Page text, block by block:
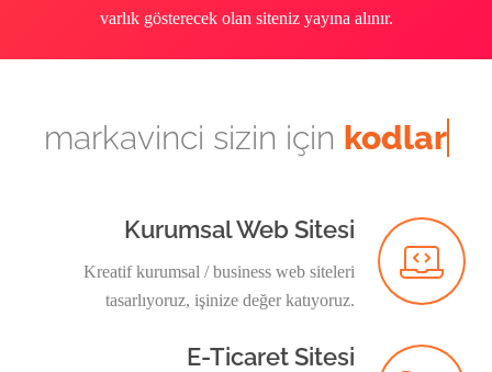
varlık gösterecek olan siteniz yayına alınır.
markavinci sizin için kodlar
Kurumsal Web Sitesi
Kreatif kurumsal / business web siteleri
tasarlıyoruz, işinize değer katıyoruz.
E-Ticaret Sitesi